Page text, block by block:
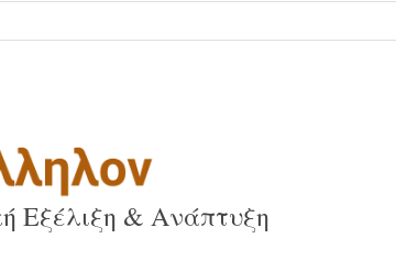
Εξέλιξη & Ανάπτυξη